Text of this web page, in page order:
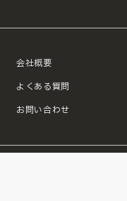
会社概要
よくある質問
お問い合わせ